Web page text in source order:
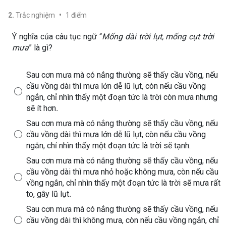
2. Trắc nghiệm • 1 điểm
Ý nghĩa của câu tục ngữ “Mống dài trời lụt, mống cụt trời
mưa” là gì?
Sau cơn mưa mà có nắng thường sẽ thấy cầu vồng, nếu
cầu vồng dài thì mưa lớn dễ lũ lụt, còn nếu cầu vồng
ngắn, chỉ nhìn thấy một đoạn tức là trời còn mưa nhưng
sẽ ít hơn.
Sau cơn mưa mà có nắng thường sẽ thấy cầu vồng, nếu
cầu vồng dài thì mưa lớn dễ lũ lụt, còn nếu cầu vồng
ngắn, chỉ nhìn thấy một đoạn tức là trời sẽ tạnh.
Sau cơn mưa mà có nắng thường sẽ thấy cầu vồng, nếu
cầu vồng dài thì mưa nhỏ hoặc không mưa, còn nếu cầu
vồng ngắn, chỉ nhìn thấy một đoạn tức là trời sẽ mưa rất
to, gây lũ lụt.
Sau cơn mưa mà có nắng thường sẽ thấy cầu vồng, nếu
cầu vồng dài thì không mưa, còn nếu cầu vồng ngắn, chỉ